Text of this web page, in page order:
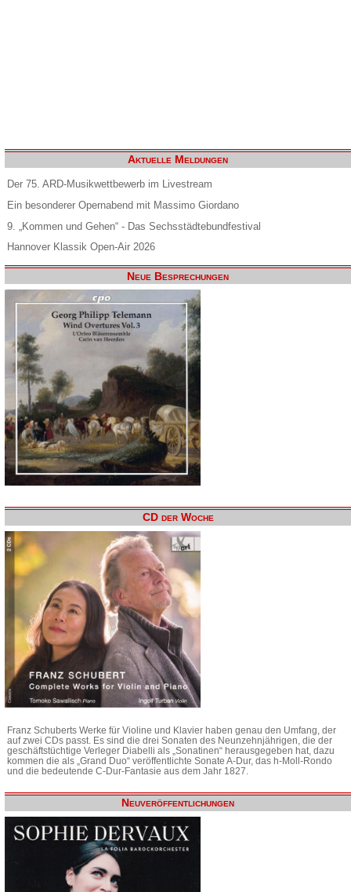
Aktuelle Meldungen
Der 75. ARD-Musikwettbewerb im Livestream
Ein besonderer Opernabend mit Massimo Giordano
9. „Kommen und Gehen“ - Das Sechsstädtebundfestival
Hannover Klassik Open-Air 2026
Neue Besprechungen
CD der Woche
Franz Schuberts Werke für Violine und Klavier haben genau den Umfang, der
auf zwei CDs passt. Es sind die drei Sonaten des Neunzehnjährigen, die der
geschäftstüchtige Verleger Diabelli als „Sonatinen“ herausgegeben hat, dazu
kommen die als „Grand Duo“ veröffentlichte Sonate A-Dur, das h-Moll-Rondo
und die bedeutende C-Dur-Fantasie aus dem Jahr 1827.
Neuveröffentlichungen